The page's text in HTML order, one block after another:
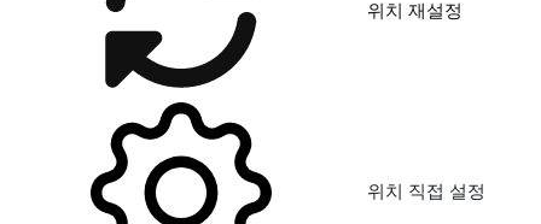
위치 재설정
위치 직접 설정